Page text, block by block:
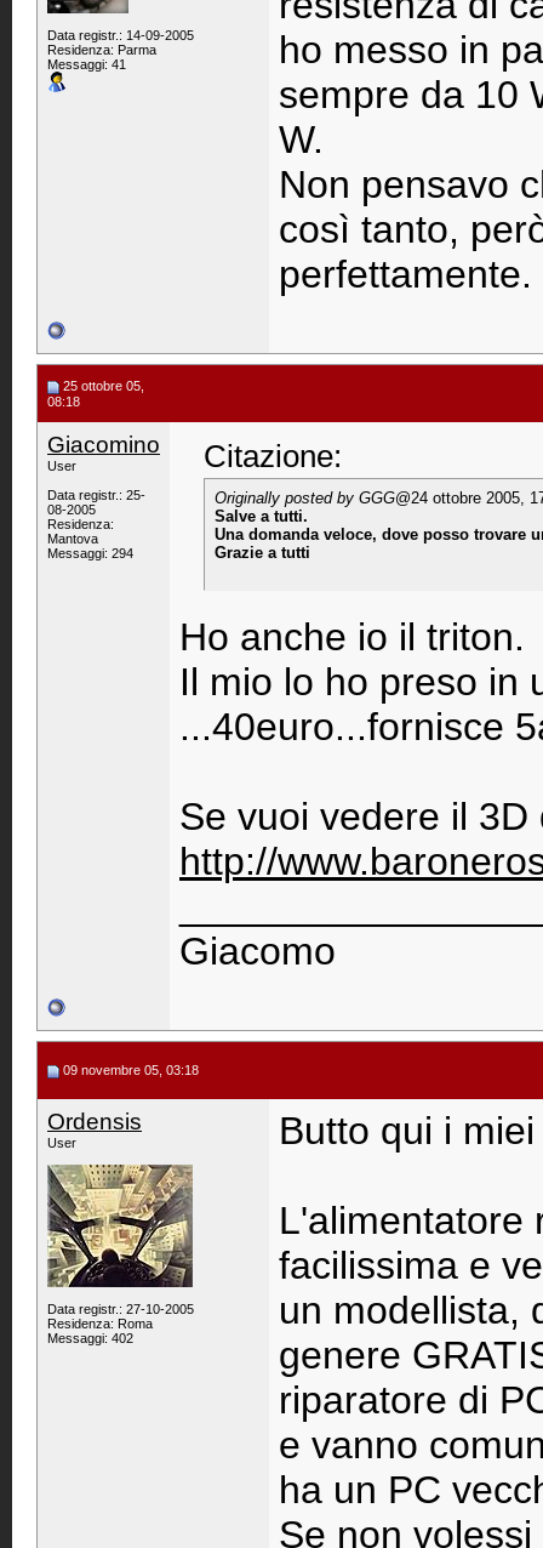
Data registr.: 14-09-2005
Residenza: Parma
Messaggi: 41
ho messo in
sempre da 10
W.
Non pensavo
così tanto,
perfettamente.
25 ottobre 05,
08:18
Giacomino
User
Data registr.: 25-
08-2005
Residenza:
Mantova
Messaggi: 294
Citazione:
Originally posted by GGG@24 ottobre 2005,
Salve a tutti.
Una domanda veloce, dove posso trovare
Grazie a tutti
Ho anche io il triton.
Il mio lo ho preso in
...40euro...fornisce
Se vuoi vedere il
http://
Giacomo
09 novembre 05, 03:18
Ordensis
User
Data registr.: 27-10-2005
Residenza: Roma
Messaggi: 402
Butto qui i
L'alimentatore
facilissima e
un modellista,
genere
riparatore di
e vanno
ha un PC
Se non